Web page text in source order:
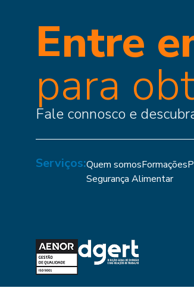
Entre
para
Fale connosco e
Serviços:Quem somosFormações
Segurança Alimentar